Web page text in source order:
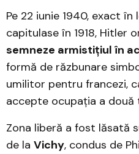
Pe 22 iunie 1940, exact
capitulase în 1918, Hitler
semneze armistițiul în
formă de răzbunare
umilitor pentru francezi,
accepte ocupația a două
Zona liberă a fost lăsată
de la Vichy, condus de